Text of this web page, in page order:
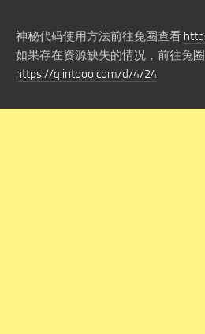
神秘代码使用方法前往兔圈查看
如果存在资源缺失的情况，前往兔圈
https://q.intooo.com/d/4/24